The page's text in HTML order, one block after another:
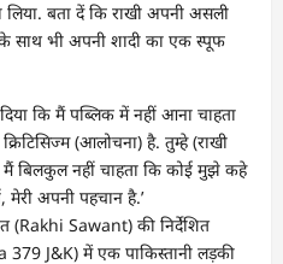
बता दें कि राखी अपनी असली
साथ भी अपनी शादी का एक स्‍पूफ
कि मैं पब्लिक में नहीं आना चाहता
(आलोचना) है. तुम्‍हे (राखी
मैं बिलकुल नहीं चाहता कि कोई मुझे कहे
अपनी पहचान है.’
(Rakhi Sawant) की निर्देशित
379 J&K) में एक पाकिस्‍तानी लड़की